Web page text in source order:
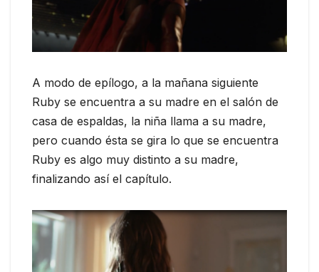
A modo de epílogo, a la mañana siguiente
Ruby se encuentra a su madre en el salón de
casa de espaldas, la niña llama a su madre,
pero cuando ésta se gira lo que se encuentra
Ruby es algo muy distinto a su madre,
finalizando así el capítulo.